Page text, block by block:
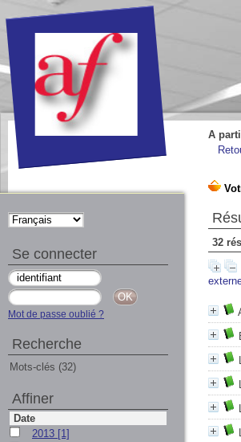
A
32
Se connecter
Mot de passe oublié ?
Recherche
Mots-clés (32)
Affiner
Date
2013 [1]